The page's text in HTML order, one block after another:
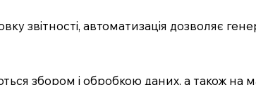
звітності, автоматизація дозволяє
збором і обробкою даних, а також на